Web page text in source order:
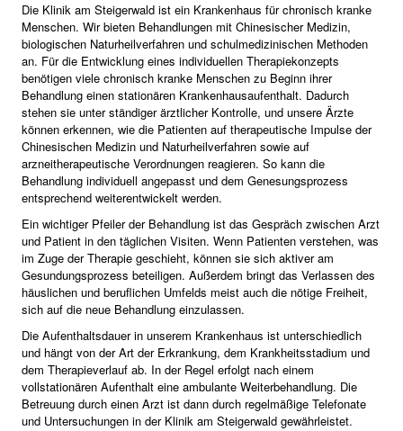
Die Klinik am Steigerwald ist ein Krankenhaus für chronisch kranke
Menschen. Wir bieten Behandlungen mit Chinesischer Medizin,
biologischen Naturheilverfahren und schulmedizinischen Methoden
an. Für die Entwicklung eines individuellen Therapiekonzepts
benötigen viele chronisch kranke Menschen zu Beginn ihrer
Behandlung einen stationären Krankenhausaufenthalt. Dadurch
stehen sie unter ständiger ärztlicher Kontrolle, und unsere Ärzte
können erkennen, wie die Patienten auf therapeutische Impulse der
Chinesischen Medizin und Naturheilverfahren sowie auf
arzneitherapeutische Verordnungen reagieren. So kann die
Behandlung individuell angepasst und dem Genesungsprozess
entsprechend weiterentwickelt werden.
Ein wichtiger Pfeiler der Behandlung ist das Gespräch zwischen Arzt
und Patient in den täglichen Visiten. Wenn Patienten verstehen, was
im Zuge der Therapie geschieht, können sie sich aktiver am
Gesundungsprozess beteiligen. Außerdem bringt das Verlassen des
häuslichen und beruflichen Umfelds meist auch die nötige Freiheit,
sich auf die neue Behandlung einzulassen.
Die Aufenthaltsdauer in unserem Krankenhaus ist unterschiedlich
und hängt von der Art der Erkrankung, dem Krankheitsstadium und
dem Therapieverlauf ab. In der Regel erfolgt nach einem
vollstationären Aufenthalt eine ambulante Weiterbehandlung. Die
Betreuung durch einen Arzt ist dann durch regelmäßige Telefonate
und Untersuchungen in der Klinik am Steigerwald gewährleistet.